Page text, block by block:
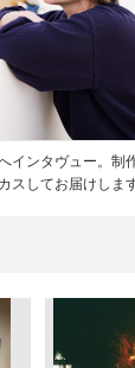
インタヴュー。制
スしてお届けします